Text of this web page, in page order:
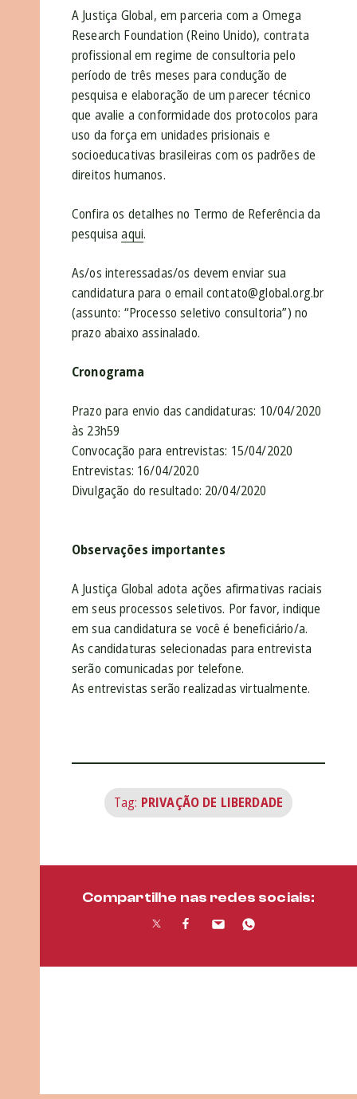
A Justiça Global, em parceria com a Omega
Research Foundation (Reino Unido), contrata
profissional em regime de consultoria pelo
período de três meses para condução de
pesquisa e elaboração de um parecer técnico
que avalie a conformidade dos protocolos para
uso da força em unidades prisionais e
socioeducativas brasileiras com os padrões de
direitos humanos.
Confira os detalhes no Termo de Referência da
pesquisaaqui.
As/os interessadas/os devem enviar sua
candidatura para o email contato@global.org.br
(assunto: “Processo seletivo consultoria”) no
prazo abaixo assinalado.
Cronograma
Prazo para envio das candidaturas: 10/04/2020
às 23h59
Convocação para entrevistas: 15/04/2020
Entrevistas: 16/04/2020
Divulgação do resultado: 20/04/2020
Observações importantes
A Justiça Global adota ações afirmativas raciais
em seus processos seletivos. Por favor, indique
em sua candidatura se você é beneficiário/a.
As candidaturas selecionadas para entrevista
serão comunicadas por telefone.
As entrevistas serão realizadas virtualmente.
Tag: PRIVAÇÃO DE LIBERDADE
Compartilhe nas redes sociais: